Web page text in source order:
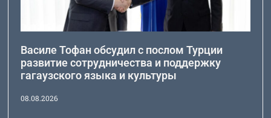
Василе Тофан обсудил с послом Турции
развитие сотрудничества и поддержку
гагаузского языка и культуры
08.08.2026